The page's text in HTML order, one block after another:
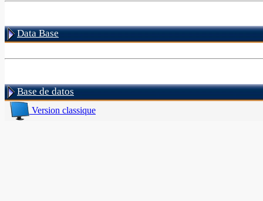
Data Base
Base de datos
Version classique